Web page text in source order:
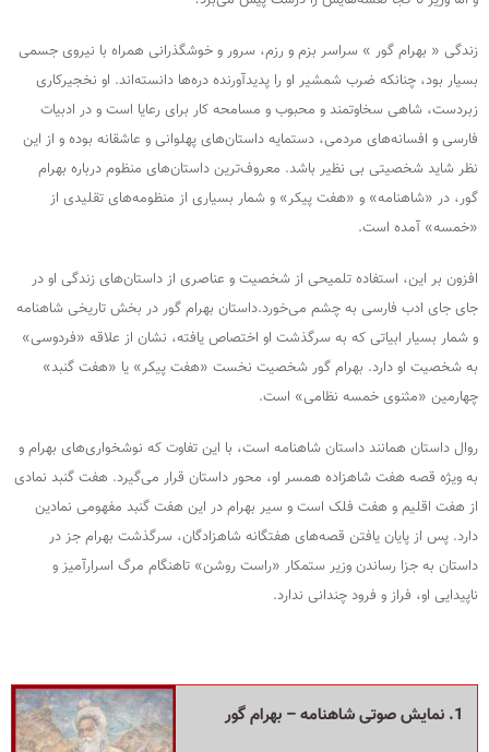
زندگی « بهرام گور » سراسر بزم و رزم، سرور و خوشگذرانی همراه با نیروی جسمی
بسیار بود، چنانکه ضرب شمشیر او را پدیدآورنده دره‌ها دانسته‌اند. او نخجیرکاری
زبردست، شاهی سخاوتمند و محبوب و مسامحه کار برای رعایا است و در ادبیات
فارسی و افسانه‌های مردمی، دستمایه داستان‌های پهلوانی و عاشقانه بوده و از این
نظر شاید شخصیتی بی نظیر باشد. معروف‌ترین داستان‌های منظوم درباره بهرام
گور، در «شاهنامه» و «هفت پیکر» و شمار بسیاری از منظومه‌های تقلیدی از
«خمسه» آمده است.
افزون بر این، استفاده تلمیحی از شخصیت و عناصری از داستان‌های زندگی او در
جای جای ادب فارسی به چشم می‌خورد.داستان بهرام گور در بخش تاریخی شاهنامه
و شمار بسیار ابیاتی که به سرگذشت او اختصاص یافته، نشان از علاقه «فردوسی»
به شخصیت او دارد. بهرام گور شخصیت نخست «هفت پیکر» یا «هفت گنبد»
چهارمین «مثنوی خمسه نظامی» است.
روال داستان همانند داستان شاهنامه است، با این تفاوت که نوشخواری‌های بهرام و
به ویژه قصه هفت شاهزاده همسر او، محور داستان قرار می‌گیرد. هفت گنبد نمادی
از هفت اقلیم و هفت فلک است و سیر بهرام در این هفت گنبد مفهومی نمادین
دارد. پس از پایان یافتن قصه‌های هفتگانه شاهزادگان، سرگذشت بهرام جز در
داستان به جزا رساندن وزیر ستمکار «راست روشن» تاهنگام مرگ اسرارآمیز و
ناپیدایی او، فراز و فرود چندانی ندارد.
1. نمایش صوتی شاهنامه – بهرام گور